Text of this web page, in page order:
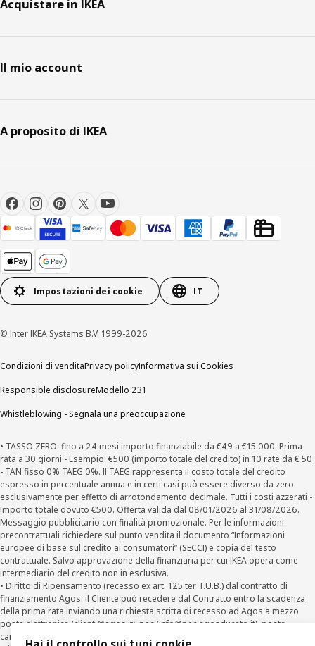
Acquistare in IKEA
Il mio account
A proposito di IKEA
Impostazioni dei cookie IT
© Inter IKEA Systems B.V. 1999-2026
Condizioni di venditaPrivacy policyInformativa sui Cookies
Responsible disclosureModello 231
Whistleblowing - Segnala una preoccupazione
• TASSO ZERO: fino a 24 mesi importo finanziabile da €49 a €15.000. Prima
rata a 30 giorni - Esempio: €500 (importo totale del credito) in 10 rate da € 50
- TAN fisso 0% TAEG 0%. Il TAEG rappresenta il costo totale del credito
espresso in percentuale annua e in certi casi può essere diverso da zero
esclusivamente per effetto di arrotondamento decimale. Tutti i costi azzerati -
Importo totale dovuto €500. Offerta valida dal 08/01/2026 al 31/08/2026.
Messaggio pubblicitario con finalità promozionale. Per le informazioni
precontrattuali richiedere sul punto vendita il documento “Informazioni
europee di base sul credito ai consumatori” (SECCI) e copia del testo
contrattuale. Salvo approvazione della finanziaria per cui IKEA opera come
intermediario del credito non in esclusiva.
• Diritto di Ripensamento (recesso ex art. 125 ter T.U.B.) dal contratto di
finanziamento Agos: il Cliente può recedere dal Contratto entro la scadenza
della prima rata inviando una richiesta scritta di recesso ad Agos a mezzo
posta elettronica (clienti@agos.it), pec (info@pec.agosducato.it), posta
cartacea (Viale Fulvio Testi, 280 - 20126 Milano) e per via telematica –